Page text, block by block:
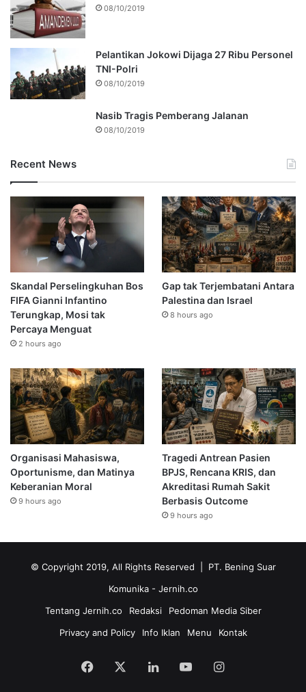
08/10/2019
Pelantikan Jokowi Dijaga 27 Ribu Personel
TNI-Polri
08/10/2019
Nasib Tragis Pemberang Jalanan
08/10/2019
Recent News
Skandal Perselingkuhan Bos
FIFA Gianni Infantino
Terungkap, Mosi tak
Percaya Menguat
2 hours ago
Gap tak Terjembatani Antara
Palestina dan Israel
8 hours ago
Organisasi Mahasiswa,
Oportunisme, dan Matinya
Keberanian Moral
9 hours ago
Tragedi Antrean Pasien
BPJS, Rencana KRIS, dan
Akreditasi Rumah Sakit
Berbasis Outcome
9 hours ago
© Copyright 2019, All Rights Reserved | PT. Bening Suar
Komunika - Jernih.co
Tentang Jernih.co
Redaksi
Pedoman Media Siber
Privacy and Policy
Info Iklan Menu Kontak
Facebook LinkedInYouTubeInstagram